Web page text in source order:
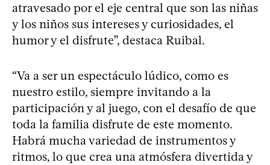
atravesado por el eje central que son las niñas
y los niños sus intereses y curiosidades, el
humor y el disfrute”, destaca Ruibal.
“Va a ser un espectáculo lúdico, como es
nuestro estilo, siempre invitando a la
participación y al juego, con el desafío de que
toda la familia disfrute de este momento.
Habrá mucha variedad de instrumentos y
ritmos, lo que crea una atmósfera divertida y